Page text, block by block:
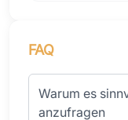
FAQ
Warum es
anzufragen